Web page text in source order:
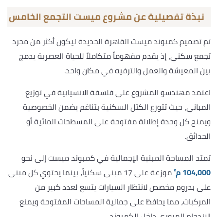
نبذة تفصيلية عن مشروع ميست التجمع الخامس
تم تصميم كمبوند ميست القاهرة الجديدة ليكون أكثر من مجرد
تجمع سكني، إذ يقدم مفهوماً متكاملاً للحياة العصرية يدمج
بين المعيشة والعمل والترفيه في مكان واحد.
اعتمد مهندسو المشروع على فلسفة الانسيابية في توزيع
المباني، حيث تتوزع الكتل السكنية بتناغم يضمن الخصوصية
ويمنح كل وحدة إطلالة مفتوحة على المسطحات المائية أو
الحدائق.
تمتد المساحة المبنية الإجمالية في كمبوند ميست إلى نحو
104,000 م²
موزعة على 17 مبنى سكنياً، بينما يحتوي كل مبنى
على بدروم مخصص لانتظار السيارات يتسع لعدد كبير من
المركبات، مما يحافظ على جمالية المساحات المفتوحة ويمنع